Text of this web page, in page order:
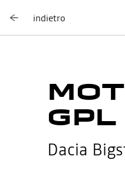
indietro
GPL
Dacia